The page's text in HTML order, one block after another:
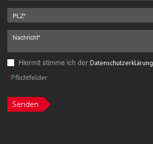
Hiermit stimme ich der Datenschutzerklärung
*Pflichtfelder
Senden